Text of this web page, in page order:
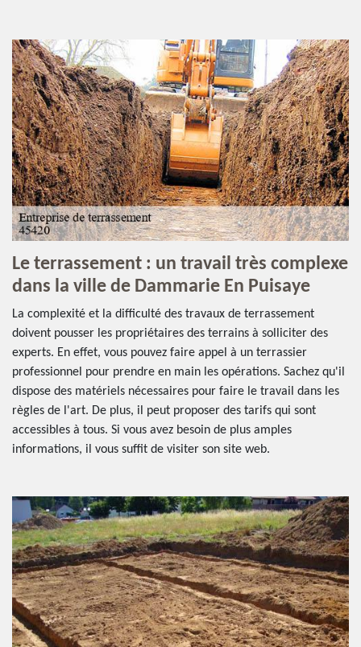
Le terrassement : un travail très complexe
dans la ville de Dammarie En Puisaye
La complexité et la difficulté des travaux de terrassement
doivent pousser les propriétaires des terrains à solliciter des
experts. En effet, vous pouvez faire appel à un terrassier
professionnel pour prendre en main les opérations. Sachez qu'il
dispose des matériels nécessaires pour faire le travail dans les
règles de l'art. De plus, il peut proposer des tarifs qui sont
accessibles à tous. Si vous avez besoin de plus amples
informations, il vous suffit de visiter son site web.